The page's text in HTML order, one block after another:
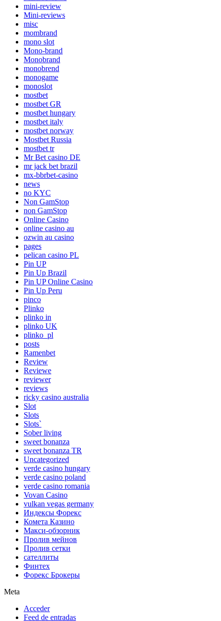
mini-review
Mini-reviews
misc
mombrand
mono slot
Mono-brand
Monobrand
monobrend
monogame
monoslot
mostbet
mostbet GR
mostbet hungary
mostbet italy
mostbet norway
Mostbet Russia
mostbet tr
Mr Bet casino DE
mr jack bet brazil
mx-bbrbet-casino
news
no KYC
Non GamStop
non GamStop
Online Casino
online casino au
ozwin au casino
pages
pelican casino PL
Pin UP
Pin Up Brazil
Pin UP Online Casino
Pin Up Peru
pinco
Plinko
plinko in
plinko UK
plinko_pl
posts
Ramenbet
Review
Reviewe
reviewer
reviews
ricky casino australia
Slot
Slots
Slots`
Sober living
sweet bonanza
sweet bonanza TR
Uncategorized
verde casino hungary
verde casino poland
verde casino romania
Vovan Casino
vulkan vegas germany
Индексы Форекс
Комета Казино
Макси-обзорник
Пролив мейнов
Пролив сетки
сателлиты
Финтех
Форекс Брокеры
Meta
Acceder
Feed de entradas